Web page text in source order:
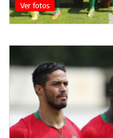
Ver fotos